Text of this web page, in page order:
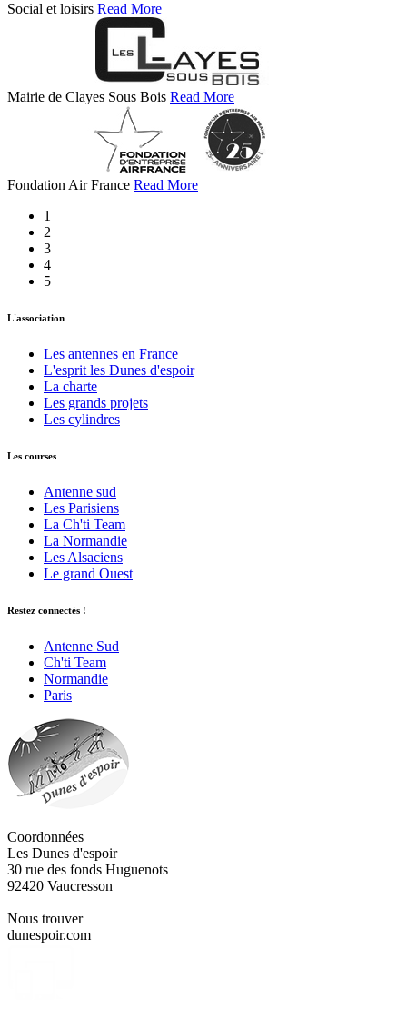
Social et loisirs Read More
Mairie de Clayes Sous Bois Read More
Fondation Air France Read More
1
2
3
4
5
L'association
Les antennes en France
L'esprit les Dunes d'espoir
La charte
Les grands projets
Les cylindres
Les courses
Antenne sud
Les Parisiens
La Ch'ti Team
La Normandie
Les Alsaciens
Le grand Ouest
Restez connectés !
Antenne Sud
Ch'ti Team
Normandie
Paris
Coordonnées
Les Dunes d'espoir
30 rue des fonds Huguenots
92420 Vaucresson
Nous trouver
dunespoir.com